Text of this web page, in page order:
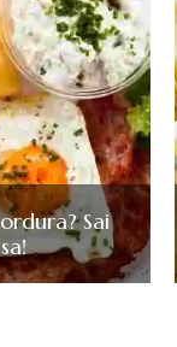
Sai